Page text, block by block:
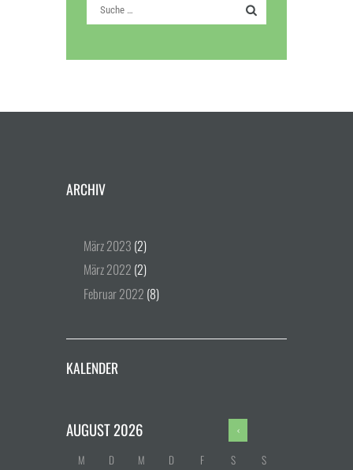
ARCHIV
März2023 (2)
März2022 (2)
Februar2022 (8)
KALENDER
AUGUST2026
M D M D F S S